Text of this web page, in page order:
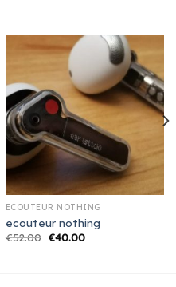
ECOUTEUR NOTHING
ecouteur nothing
€52.00 €40.00